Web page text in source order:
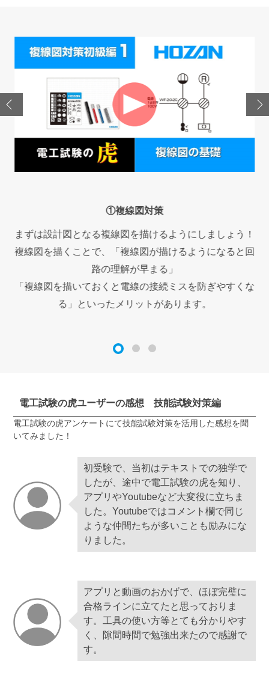
①複線図対策
まずは設計図となる複線図を描けるようにしましょう！
複線図を描くことで、「複線図が描けるようになると回
路の理解が早まる」
「複線図を描いておくと電線の接続ミスを防ぎやすくな
る」といったメリットがあります。
電工試験の虎ユーザーの感想 技能試験対策編
電工試験の虎アンケートにて技能試験対策を活用した感想を聞
いてみました！
初受験で、当初はテキストでの独学で
したが、途中で電工試験の虎を知り、
アプリやYoutubeなど大変役に立ちま
した。Youtubeではコメント欄で同じ
ような仲間たちが多いことも励みにな
りました。
アプリと動画のおかげで、ほぼ完璧に
合格ラインに立てたと思っておりま
す。工具の使い方等とても分かりやす
く、隙間時間で勉強出来たので感謝で
す。